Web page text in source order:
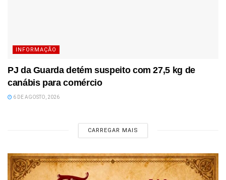
INFORMAÇÃO
PJ da Guarda detém suspeito com 27,5 kg de
canábis para comércio
6 DE AGOSTO, 2026
CARREGAR MAIS